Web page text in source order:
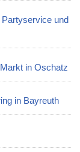
und
in Oschatz
in Bayreuth